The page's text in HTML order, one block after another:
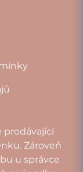
prodávající
Zároveň
u správce